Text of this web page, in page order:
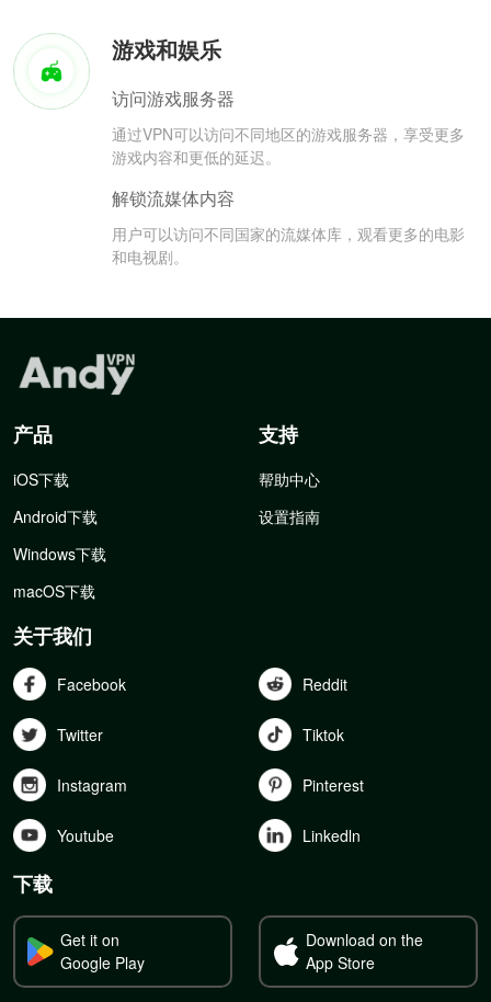
游戏和娱乐
访问游戏服务器
通过VPN可以访问不同地区的游戏服务器，享受更多
游戏内容和更低的延迟。
解锁流媒体内容
用户可以访问不同国家的流媒体库，观看更多的电影
和电视剧。
产品
iOS下载
Android下载
Windows下载
macOS下载
支持
帮助中心
设置指南
关于我们
Facebook Reddit
Twitter Tiktok
Instagram Pinterest
Youtube Linkedln
下载
Get it on
Google Play
Download on the
App Store